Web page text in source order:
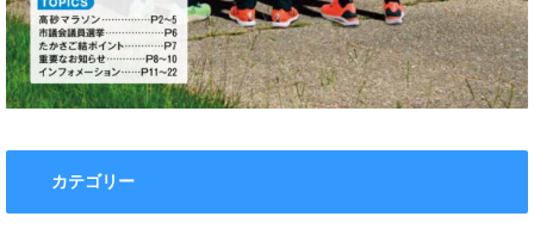
カテゴリー